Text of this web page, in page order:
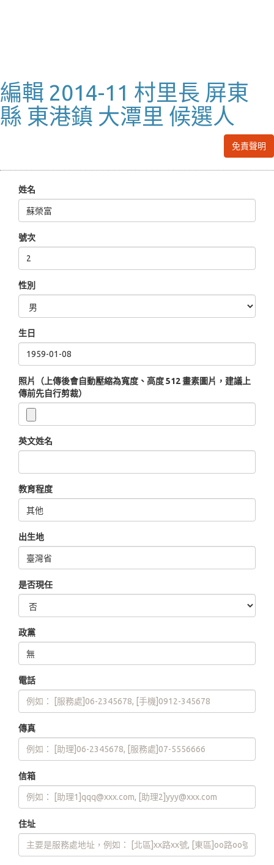
編輯 2014-11 村里長 屏東
縣 東港鎮 大潭里 候選人
免責聲明
姓名
號次
性別
生日
照片（上傳後會自動壓縮為寬度、高度 512 畫素圖片，建議上
傳前先自行剪裁）
英文姓名
教育程度
出生地
是否現任
政黨
電話
傳真
信箱
住址